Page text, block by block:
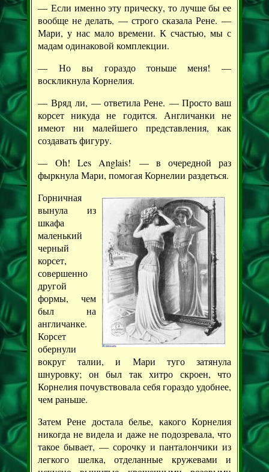
— Если именно эту прическу, то лучше бы ее
вообще не делать, — строго сказала Рене. —
Мари, у нас мало времени. К счастью, мы с
мадам одинаковой комплекции.
— Но вы гораздо тоньше меня! —
воскликнула Корнелия.
— Вряд ли, — ответила Рене. — Просто ваш
корсет никуда не годится. Англичанки не
имеют ни малейшего представления, как
создавать фигуру.
— Oh! Les Anglais! — в очередной раз
фыркнула Мари, помогая Корнелии раздеться.
Горничная
вынула из
шкафа
маленький
черный
корсет,
совершенно
другой
формы, чем
был на
англичанке.
Корсет
обернули
вокруг талии, и Мари туго затянула
шнуровку; он был так хитро скроен, что
Корнелия почувствовала себя гораздо удобнее,
чем раньше.
Затем Рене достала белье, какого Корнелия
никогда не видела и даже не подозревала, что
такое бывает, — сорочку и панталончики из
легкого шелка, отделанные кружевами и